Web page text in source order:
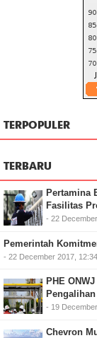
TERPOPULER
TERBARU
Pertamina
Fasilitas
- 22
Pemerintah
- 22 December 2017,
PHE
- 19
Chevron